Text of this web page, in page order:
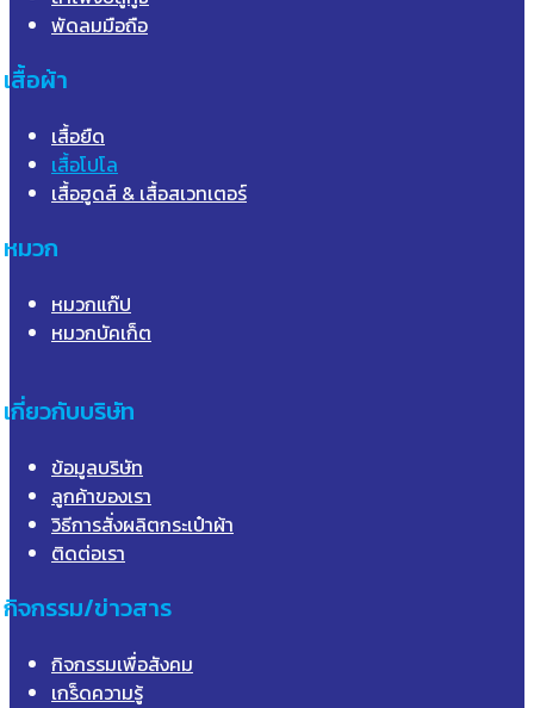
พัดลมมือถือ
เสื้อผ้า
เสื้อยืด
เสื้อโปโล
เสื้อฮูดส์ & เสื้อสเวทเตอร์
หมวก
หมวกแก๊ป
หมวกบัคเก็ต
เกี่ยวกับบริษัท
ข้อมูลบริษัท
ลูกค้าของเรา
วิธีการสั่งผลิตกระเป๋าผ้า
ติดต่อเรา
กิจกรรม/ข่าวสาร
กิจกรรมเพื่อสังคม
เกร็ดความรู้